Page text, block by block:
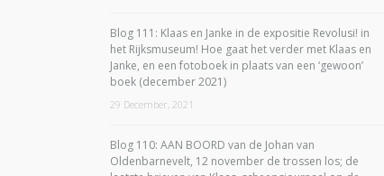
Blog 111: Klaas en Janke in de expositie Revolusi! in
het Rijksmuseum! Hoe gaat het verder met Klaas en
Janke, en een fotoboek in plaats van een ‘gewoon’
boek (december 2021)
29 December, 2021
Blog 110: AAN BOORD van de Johan van
Oldenbarnevelt, 12 november de trossen los; de